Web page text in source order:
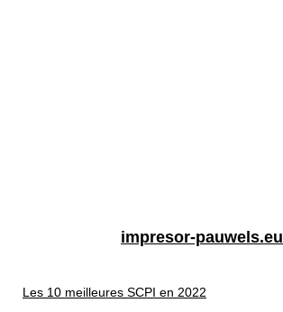
impresor-pauwels.eu
Les 10 meilleures SCPI en 2022